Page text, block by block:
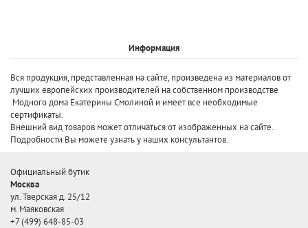
Информация
Вся продукция, представленная на сайте, произведена из материалов от
лучших европейских производителей на собственном производстве
Модного дома Екатерины Смолиной и имеет все необходимые
сертификаты.
Внешний вид товаров может отличаться от изображенных на сайте.
Подробности Вы можете узнать у наших консультантов.
Официальный бутик
Москва
ул. Тверская д. 25/12
м. Маяковская
+7 (499) 648-85-03